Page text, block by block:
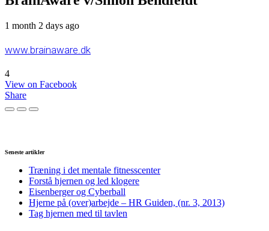
1 month 2 days ago
www.brainaware.dk
4
View on Facebook
Share
Seneste artikler
Træning i det mentale fitnesscenter
Forstå hjernen og led klogere
Eisenberger og Cyberball
Hjerne på (over)arbejde – HR Guiden, (nr. 3, 2013)
Tag hjernen med til tavlen